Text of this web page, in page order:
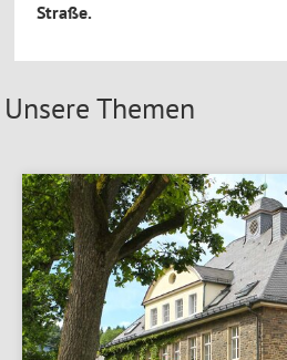
Straße.
Unsere Themen